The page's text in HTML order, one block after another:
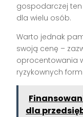
gospodarczej
dla wielu osób.
Warto jednak
swoją cenę –
oprocentowania
ryzykownych
dla